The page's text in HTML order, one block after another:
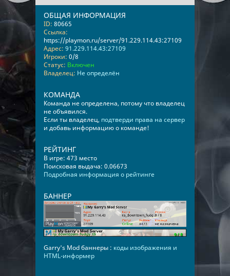
ОБЩАЯ ИНФОРМАЦИЯ
ID: 80665
Ссылка:
https://playmon.ru/server/91.229.114.43:27109
Адрес: 91.229.114.43:27109
Игроки: 0/8
Статус: Включен
Владелец: Не определён
КОМАНДА
Команда не определена, потому что владелец
не объявился.
Если ты владелец, подтверди права на сервер
и добавь информацию о команде!
РЕЙТИНГ
В игре: 473 место
Поисковая выдача: 0.06673
Подробная информация о рейтинге
БАННЕР
Garry's Mod баннеры : коды изображения и
HTML-информер